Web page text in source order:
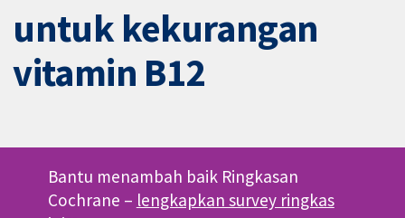
untuk kekurangan
vitamin B12
Bantu menambah baik Ringkasan
Cochrane – lengkapkan survey ringkas